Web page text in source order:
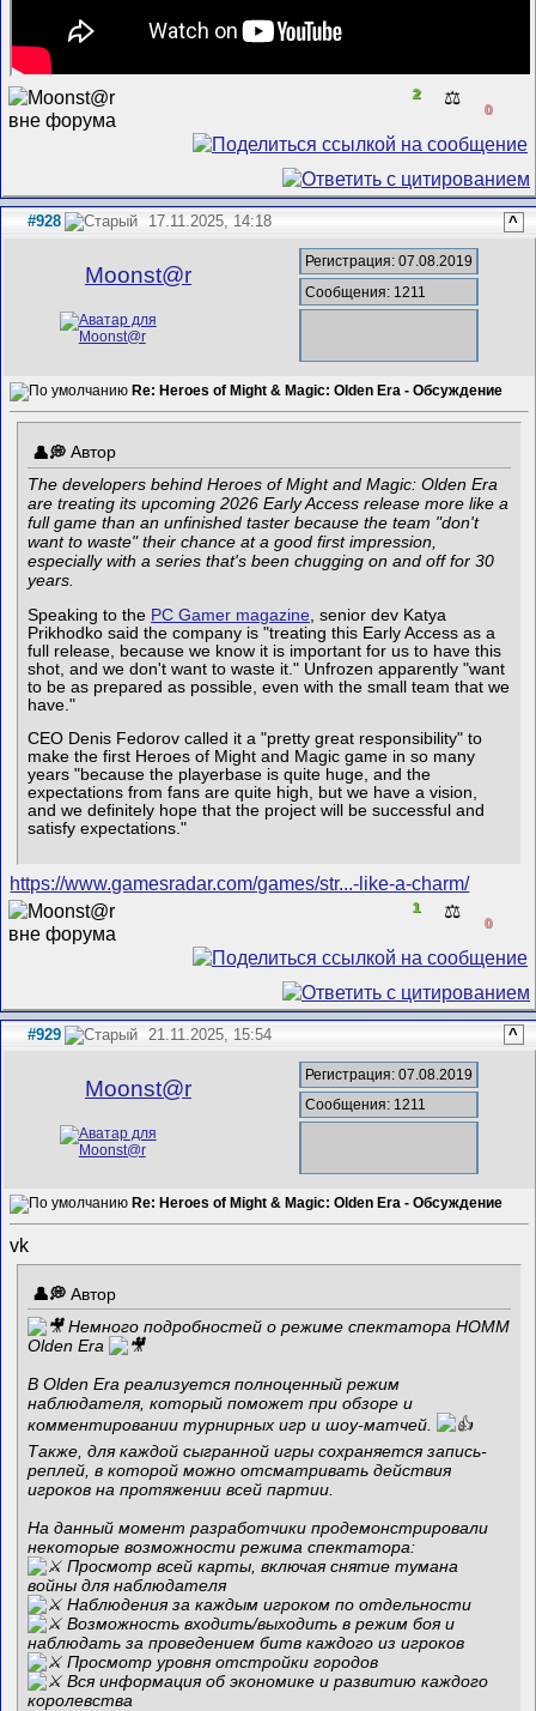
2 ⚖️
0
#928 17.11.2025, 14:18 ^
Mооnst@r
Регистрация: 07.08.2019
Сообщения: 1211
Re: Heroes of Might & Magic: Olden Era - Обсуждение
Автор
The developers behind Heroes of Might and Magic: Olden Era
are treating its upcoming 2026 Early Access release more like a
full game than an unfinished taster because the team "don't
want to waste" their chance at a good first impression,
especially with a series that's been chugging on and off for 30
years.
Speaking to the PC Gamer magazine , senior dev Katya
Prikhodko said the company is "treating this Early Access as a
full release, because we know it is important for us to have this
shot, and we don't want to waste it." Unfrozen apparently "want
to be as prepared as possible, even with the small team that we
have."
CEO Denis Fedorov called it a "pretty great responsibility" to
make the first Heroes of Might and Magic game in so many
years "because the playerbase is quite huge, and the
expectations from fans are quite high, but we have a vision,
and we definitely hope that the project will be successful and
satisfy expectations."
https://www.gamesradar.com/games/str...-like-a-charm/
1 ⚖️
0
#929 21.11.2025, 15:54 ^
Mооnst@r
Регистрация: 07.08.2019
Сообщения: 1211
Re: Heroes of Might & Magic: Olden Era - Обсуждение
vk
Автор
Немного подробностей о режиме спектатора HOMM
Olden Era
В Olden Era реализуется полноценный режим
наблюдателя, который поможет при обзоре и
комментировании турнирных игр и шоу-матчей.
Также, для каждой сыгранной игры сохраняется запись-
реплей, в которой можно отсматривать действия
игроков на протяжении всей партии.
На данный момент разработчики продемонстрировали
некоторые возможности режима спектатора:
Просмотр всей карты, включая снятие тумана
войны для наблюдателя
Наблюдения за каждым игроком по отдельности
Возможность входить/выходить в режим боя и
наблюдать за проведением битв каждого из игроков
Просмотр уровня отстройки городов
Вся информация об экономике и развитию каждого
королевства